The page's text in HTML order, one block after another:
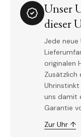
Unser
dieser
Jede neue
originalen
Zusätzlich
uns damit
Garantie
Zur Uhr ↑